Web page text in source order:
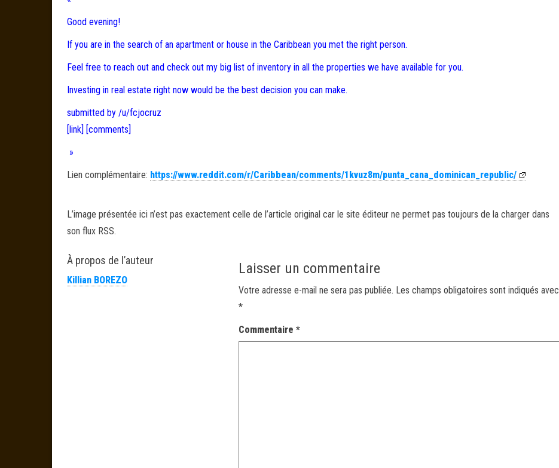
Good evening!
If you are in the search of an apartment or house in the Caribbean you met the right person.
Feel free to reach out and check out my big list of inventory in all the properties we have available for you.
Investing in real estate right now would be the best decision you can make.
submitted by /u/fcjocruz
[link] [comments]
»
Lien complémentaire: https://www.reddit.com/r/Caribbean/comments/1kvuz8m/punta_cana_dominican_republic/
L’image présentée ici n’est pas exactement celle de l’article original car le site éditeur ne permet pas toujours de la charger dans
son flux RSS.
À propos de l’auteur
Killian BOREZO
Laisser un commentaire
Votre adresse e-mail ne sera pas publiée. Les champs obligatoires sont indiqués avec
*
Commentaire*